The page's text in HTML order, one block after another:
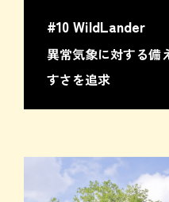
#10 WildLander
異常気象に対する備
すさを追求